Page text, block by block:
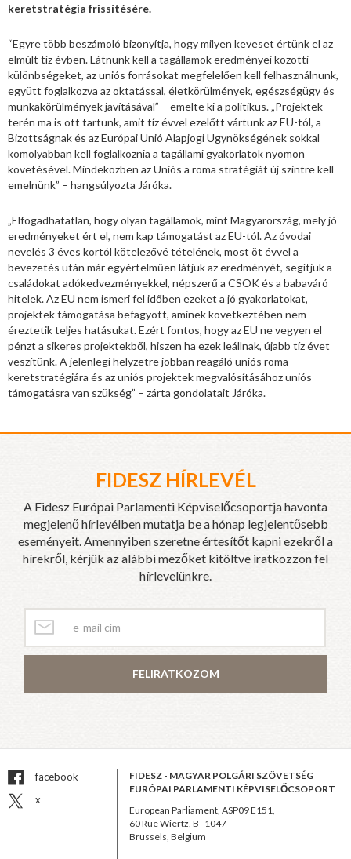
keretstratégia frissítésére.
“Egyre több beszámoló bizonyítja, hogy milyen keveset értünk el az
elmúlt tíz évben. Látnunk kell a tagállamok eredményei közötti
különbségeket, az uniós forrásokat megfelelően kell felhasználnunk,
együtt foglalkozva az oktatással, életkörülmények, egészségügy és
munkakörülmények javításával” – emelte ki a politikus. „Projektek
terén ma is ott tartunk, amit tíz évvel ezelőtt vártunk az EU-tól, a
Bizottságnak és az Európai Unió Alapjogi Ügynökségének sokkal
komolyabban kell foglalkoznia a tagállami gyakorlatok nyomon
követésével. Mindeközben az Uniós a roma stratégiát új szintre kell
emelnünk” – hangsúlyozta Járóka.
„Elfogadhatatlan, hogy olyan tagállamok, mint Magyarország, mely jó
eredményeket ért el, nem kap támogatást az EU-tól. Az óvodai
nevelés 3 éves kortól kötelezővé tételének, most öt évvel a
bevezetés után már egyértelműen látjuk az eredményét, segítjük a
családokat adókedvezményekkel, népszerű a CSOK és a babaváró
hitelek. Az EU nem ismeri fel időben ezeket a jó gyakorlatokat,
projektek támogatása befagyott, aminek következtében nem
éreztetik teljes hatásukat. Ezért fontos, hogy az EU ne vegyen el
pénzt a sikeres projektekből, hiszen ha ezek leállnak, újabb tíz évet
veszítünk. A jelenlegi helyzetre jobban reagáló uniós roma
keretstratégiára és az uniós projektek megvalósításához uniós
támogatásra van szükség” – zárta gondolatait Járóka.
FIDESZ HÍRLEVÉL
A Fidesz Európai Parlamenti Képviselőcsoportja havonta
megjelenő hírlevélben mutatja be a hónap legjelentősebb
eseményeit. Amennyiben szeretne értesítőt kapni ezekről a
hírekről, kérjük az alábbi mezőket kitöltve iratkozzon fel
hírlevelünkre.
FELIRATKOZOM
facebook
x
FIDESZ - MAGYAR POLGÁRI SZÖVETSÉG
EURÓPAI PARLAMENTI KÉPVISELŐCSOPORT
European Parliament, ASP09 E151,
60 Rue Wiertz, B–1047
Brussels, Belgium